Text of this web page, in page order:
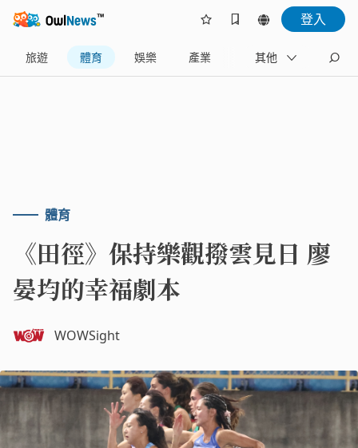
登入
旅遊 體育 娛樂 產業 藝文
其他
體育
《田徑》保持樂觀撥雲見日 廖
晏均的幸福劇本
WOWSight